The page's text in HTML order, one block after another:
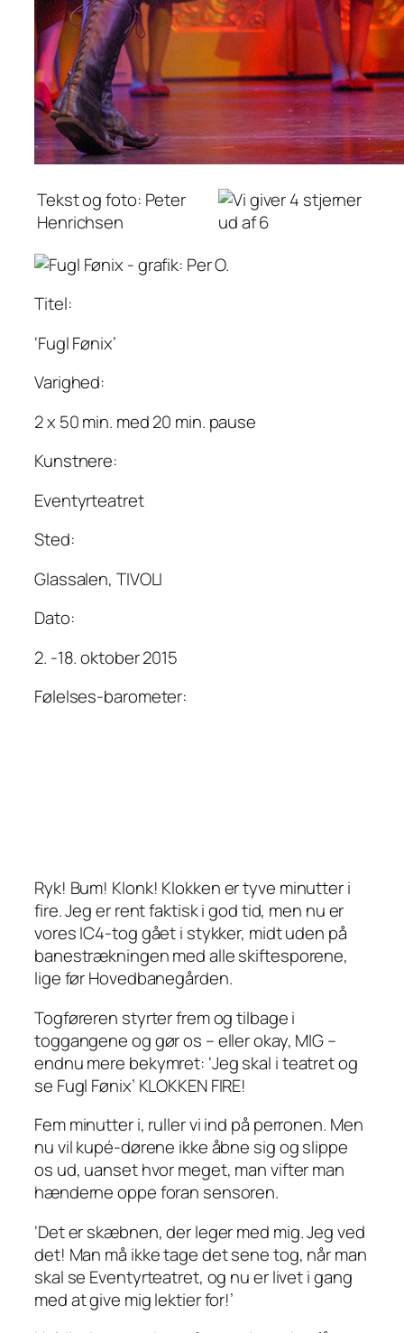
Tekst og foto: Peter
Henrichsen
Titel:
‘Fugl Fønix’
Varighed:
2 x 50 min. med 20 min. pause
Kunstnere:
Eventyrteatret
Sted:
Glassalen, TIVOLI
Dato:
2. -18. oktober 2015
Følelses-barometer:
Ryk! Bum! Klonk! Klokken er tyve minutter i
fire. Jeg er rent faktisk i god tid, men nu er
vores IC4-tog gået i stykker, midt uden på
banestrækningen med alle skiftesporene,
lige før Hovedbanegården.
Togføreren styrter frem og tilbage i
toggangene og gør os – eller okay, MIG –
endnu mere bekymret: ‘Jeg skal i teatret og
se Fugl Fønix’ KLOKKEN FIRE!
Fem minutteri, ruller vi ind på perronen. Men
nu vil kupé-dørene ikke åbne sig og slippe
os ud, uanset hvor meget, man vifter man
hænderne oppe foran sensoren.
‘Det er skæbnen, der leger med mig. Jegved
det! Man må ikke tage det sene tog, når man
skal se Eventyrteatret, og nu er livet i gang
med at give mig lektier for!’